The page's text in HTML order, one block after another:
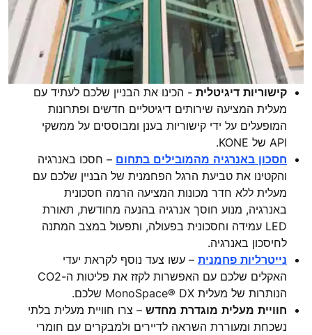
קישוריות דיגיטלית - הכינו את הבניין שלכם לעתיד עם
מעלית המציעה שירותים דיגיטליים חדשים ופתרונות
המופעלים על ידי קישוריות בענן ומבוססים על ממשקי
API של KONE.
חסכון באנרגיה מהמובילים בתחום – חסכו באנרגיה
והקטינו את טביעת הרגל הפחמנית של הבניין שלכם עם
מעלית ללא חדר מכונות המציעה הרמה חסכונית
באנרגיה, מנוע חוסך אנרגיה בהנעה מחודשת, תאורת
LED עמידה וחסכונית בפעולה, ותפעול במצב המתנה
לחיסכון באנרגיה.
נייטרליות פחמנית – עשו צעד נוסף לקראת יעדי
האקלים שלכם עם האפשרות לקזז את פליטות ה-CO2
הנותרות של מעלית MonoSpace® DX שלכם.
חוויית מעלית מוגדרת מחדש – צרו חוויית מעלית בלתי
נשכחת ומעוררת השראה לדיירים ולמבקרים עם חומרי